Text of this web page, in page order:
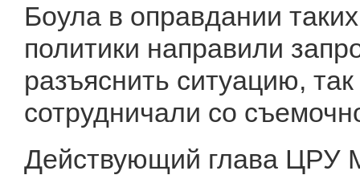
Боула в оправдании
политики направили
разъяснить ситуацию,
сотрудничали со
Действующий глава ЦРУ